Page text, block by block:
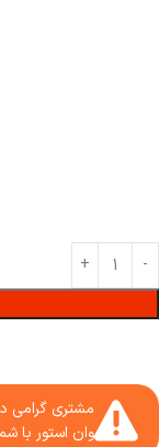
مشتری گرامی
وان استور با